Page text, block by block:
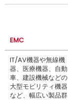
EMC
IT/AV機器や無線機
器、医療機器、自動
車、建設機械などの
大型モビリティ機器
など、幅広い製品群